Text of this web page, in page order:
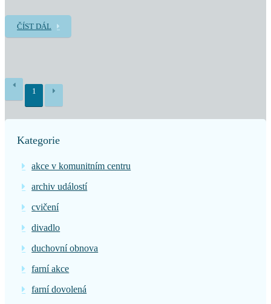
ČÍST DÁL
1
Kategorie
akce v komunitním centru
archiv událostí
cvičení
divadlo
duchovní obnova
farní akce
farní dovolená